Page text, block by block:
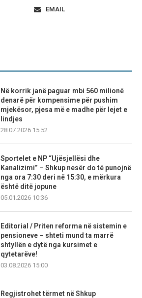
EMAIL
Në korrik janë paguar mbi 560 milionë
denarë për kompensime për pushim
mjekësor, pjesa më e madhe për lejet e
lindjes
28.07.2026 15:52
Sportelet e NP “Ujësjellësi dhe
Kanalizimi” – Shkup nesër do të punojnë
nga ora 7:30 deri në 15:30, e mërkura
është ditë jopune
05.01.2026 10:36
Editorial / Priten reforma në sistemin e
pensioneve – shteti mund ta marrë
shtyllën e dytë nga kursimet e
qytetarëve!
03.08.2026 15:00
Regjistrohet tërmet në Shkup